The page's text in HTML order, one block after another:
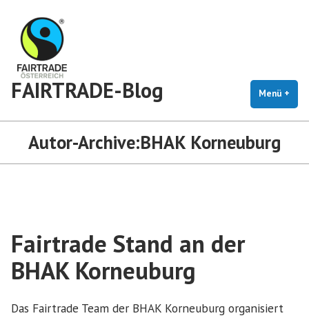
Inhalt
springen
FAIRTRADE-Blog Menü +
Autor-Archive:BHAK Korneuburg
Fairtrade Stand an der
BHAK Korneuburg
Das Fairtrade Team der BHAK Korneuburg organisiert